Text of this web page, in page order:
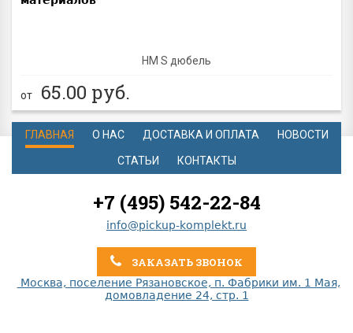
HM S дюбель
от 65.00 руб.
ГЛАВНАЯ О НАС ДОСТАВКА И ОПЛАТА НОВОСТИ
СТАТЬИ КОНТАКТЫ
+7 (495) 542-22-84
info@pickup-komplekt.ru
ЗАКАЗАТЬ ЗВОНОК
Москва, поселение Рязановское, п. Фабрики им. 1 Мая,
домовладение 24, стр. 1